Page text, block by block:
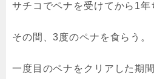
サチコでペナを受けてから1年
その間、3度のペナを食らう。
一度目のペナをクリアした期